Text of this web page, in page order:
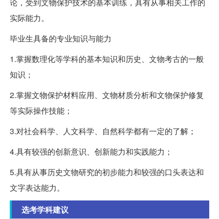
论，受到文物保护技术的基本训练，具有从事相关工作的
实际能力。
毕业生具备的专业知识与能力
1.掌握数理化等学科的基本知识和历史、文物考古的一般
知识；
2.掌握文物保护材料应用、文物材质分析和文物保护修复
等实际操作技能；
3.对社会科学、人文科学、自然科学都有一定的了解；
4.具有较强的创新意识、创新能力和实践能力；
5.具有从事历史文物研究的初步能力和较强的口头表达和
文字表达能力。
选考学科建议